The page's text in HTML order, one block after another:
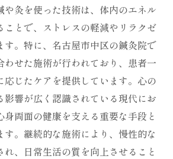
や灸を使った技術は、体内のエネル
ことで、ストレスの軽減やリラクゼ
す。特に、名古屋市中区の鍼灸院で
わせた施術が行われており、患者一
応じたケアを提供しています。心の
影響が広く認識されている現代にお
身両面の健康を支える重要な手段と
す。継続的な施術により、慢性的な
、日常生活の質を向上させること